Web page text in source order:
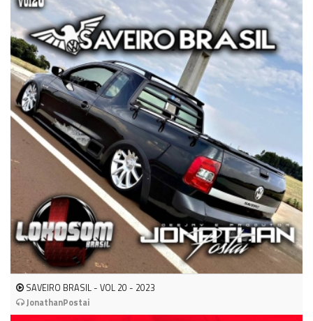
SAVEIRO BRASIL - VOL 20 - 2023
JonathanPostai